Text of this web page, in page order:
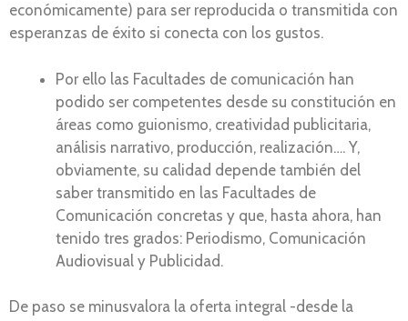
económicamente) para ser reproducida o transmitida con
esperanzas de éxito si conecta con los gustos.
Por ello las Facultades de comunicación han
podido ser competentes desde su constitución en
áreas como guionismo, creatividad publicitaria,
análisis narrativo, producción, realización…. Y,
obviamente, su calidad depende también del
saber transmitido en las Facultades de
Comunicación concretas y que, hasta ahora, han
tenido tres grados: Periodismo, Comunicación
Audiovisual y Publicidad.
De paso se minusvalora la oferta integral -desde la